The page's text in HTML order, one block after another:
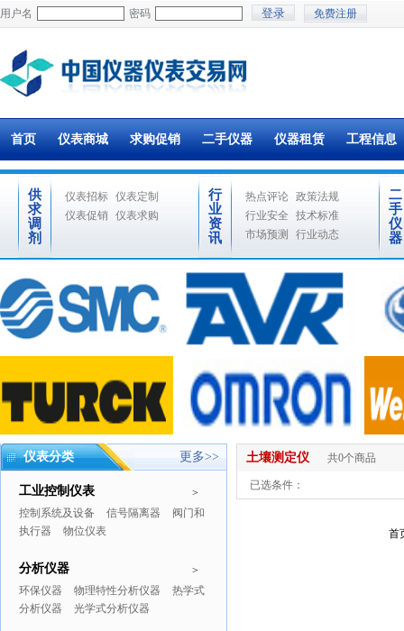
用户名 密码 免费注册
首页 仪表商城 求购促销 二手仪器 仪器租赁 工程信息
供
求
调
剂
仪表招标 仪表定制
仪表促销
仪表求购
行
业
资
讯
热点评论 政策法规
行业安全
技术标准
市场预测
行业动态
二
手
仪
器
仪表分类 更多>>
>
工业控制仪表
控制系统及设备 信号隔离器
阀门和
执行器
物位仪表
>
分析仪器
环保仪器 物理特性分析仪器
热学式
分析仪器
光学式分析仪器
土壤测定仪 共0个商品
已选条件：
首